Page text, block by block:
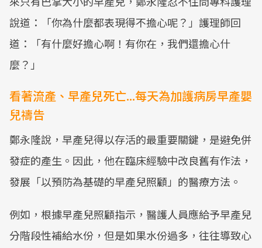
說道：「你為什麼都表現得不擔心呢？」護理師回
道：「有什麼好擔心啊！有你在，我們還擔心什
麼？」
看著流產、早產兒死亡...每天為加護病房早產嬰
兒禱告
鄭永隆說，早產兒得以存活的最重要關鍵，是避免併
發症的產生。因此，他在臨床經驗中改良舊有作法，
發展「以預防為基礎的早產兒照顧」的醫療方法。
例如，根據早產兒照顧指示，醫護人員應給予早產兒
分階段性補給水份，但是如果水份過多，往往導致心